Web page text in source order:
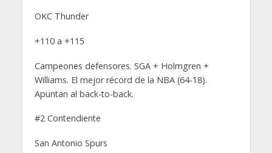
OKC Thunder
+110 a +115
Campeones defensores. SGA + Holmgren +
Williams. El mejor récord de la NBA (64-18).
Apuntan al back-to-back.
#2 Contendiente
San Antonio Spurs